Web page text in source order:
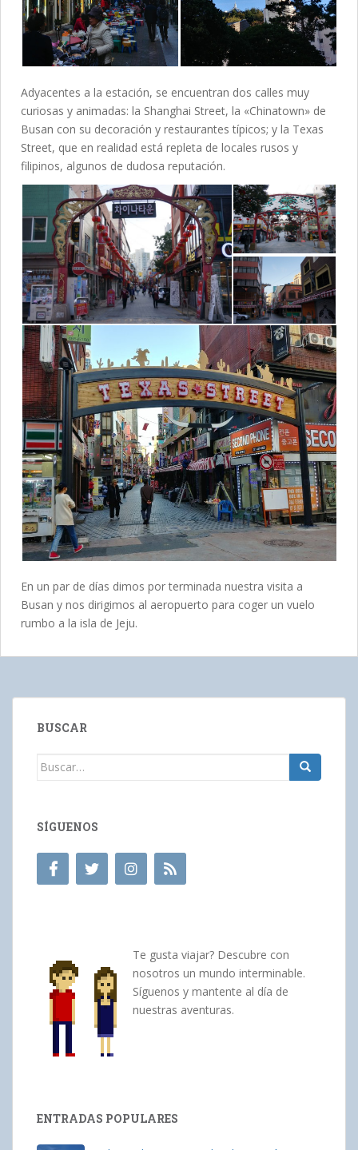
Adyacentes a la estación, se encuentran dos calles muy
curiosas y animadas: la Shanghai Street, la «Chinatown» de
Busan con su decoración y restaurantes típicos; y la Texas
Street, que en realidad está repleta de locales rusos y
filipinos, algunos de dudosa reputación.
En un par de días dimos por terminada nuestra visita a
Busan y nos dirigimos al aeropuerto para coger un vuelo
rumbo a la isla de Jeju.
BUSCAR
Buscar:
SÍGUENOS
Te gusta viajar? Descubre con
nosotros un mundo interminable.
Síguenos y mantente al día de
nuestras aventuras.
ENTRADAS POPULARES